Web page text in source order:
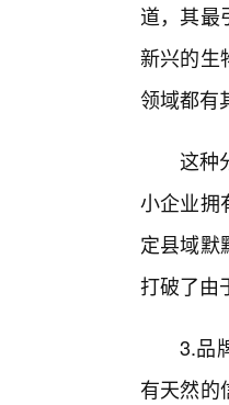
道，其最
新兴的生
领域都有
这种
小企业拥
定县域默
打破了由
3.品
有天然的